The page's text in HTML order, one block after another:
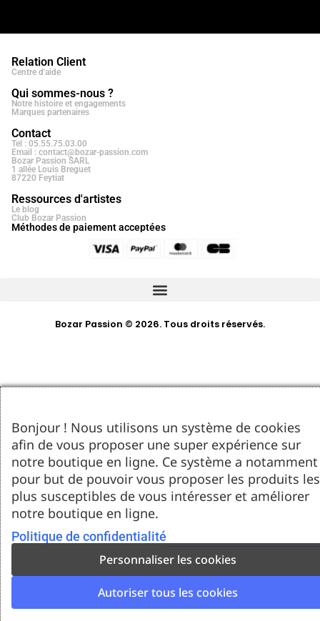
Relation Client
Centre d'aide
Qui sommes-nous ?
Notre histoire et engagements
Marques partenaires
Contact
Tel : 05.55.75.03.00
Email : contact@bozar-passion.com
Bozar Passion SARL
1 allée Louis Breguet
87220 Feytiat
Ressources d'artistes
Le blog
Club Bozar Passion
Méthodes de paiement acceptées
Bozar Passion © 2026. Tous droits réservés.
Bonjour ! Nous utilisons un système de cookies
afin de vous proposer une super expérience sur
notre boutique en ligne. Ce système a notamment
pour but de pouvoir vous proposer les produits les
plus susceptibles de vous intéresser et améliorer
notre boutique en ligne.
Politique de confidentialité
Personnaliser les cookies
Autoriser tous les cookies